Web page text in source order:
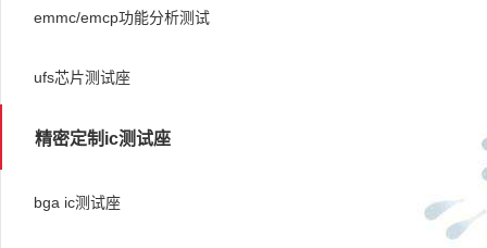
emmc/emcp功能分析测试
ufs芯片测试座
精密定制ic测试座
bga ic测试座